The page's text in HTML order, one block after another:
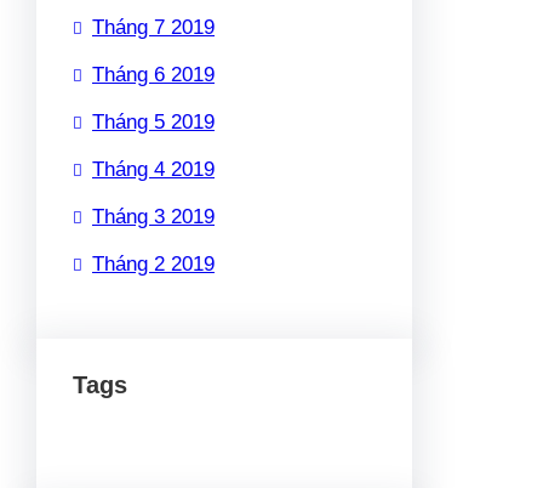
Tháng 7 2019
Tháng 6 2019
Tháng 5 2019
Tháng 4 2019
Tháng 3 2019
Tháng 2 2019
Tags